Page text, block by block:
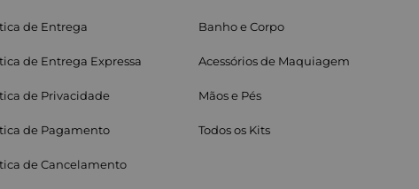
de Entrega
de Entrega Expressa
de Privacidade
de Pagamento
de Cancelamento
Banho e Corpo
Acessórios de Maquiagem
Mãos e Pés
Todos os Kits